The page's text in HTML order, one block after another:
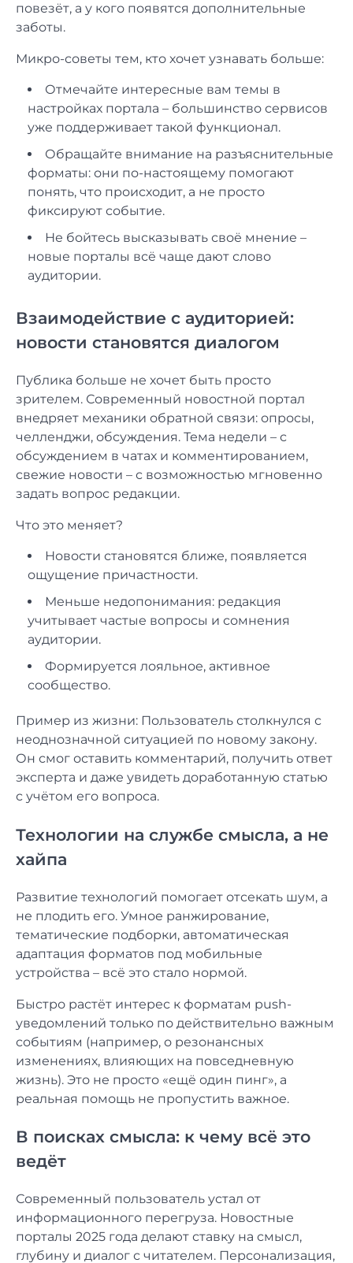
повезёт, а у кого появятся дополнительные
заботы.
Микро-советы тем, кто хочет узнавать больше:
Отмечайте интересные вам темы в
настройках портала – большинство сервисов
уже поддерживает такой функционал.
Обращайте внимание на разъяснительные
форматы: они по-настоящему помогают
понять, что происходит, а не просто
фиксируют событие.
Не бойтесь высказывать своё мнение –
новые порталы всё чаще дают слово
аудитории.
Взаимодействие с аудиторией:
новости становятся диалогом
Публика больше не хочет быть просто
зрителем. Современный новостной портал
внедряет механики обратной связи: опросы,
челленджи, обсуждения. Тема недели – с
обсуждением в чатах и комментированием,
свежие новости – с возможностью мгновенно
задать вопрос редакции.
Что это меняет?
Новости становятся ближе, появляется
ощущение причастности.
Меньше недопонимания: редакция
учитывает частые вопросы и сомнения
аудитории.
Формируется лояльное, активное
сообщество.
Пример из жизни: Пользователь столкнулся с
неоднозначной ситуацией по новому закону.
Он смог оставить комментарий, получить ответ
эксперта и даже увидеть доработанную статью
с учётом его вопроса.
Технологии на службе смысла, а не
хайпа
Развитие технологий помогает отсекать шум, а
не плодить его. Умное ранжирование,
тематические подборки, автоматическая
адаптация форматов под мобильные
устройства – всё это стало нормой.
Быстро растёт интерес к форматам push-
уведомлений только по действительно важным
событиям (например, о резонансных
изменениях, влияющих на повседневную
жизнь). Это не просто «ещё один пинг», а
реальная помощь не пропустить важное.
В поисках смысла: к чему всё это
ведёт
Современный пользователь устал от
информационного перегруза. Новостные
порталы 2025 года делают ставку на смысл,
глубину и диалог с читателем. Персонализация,